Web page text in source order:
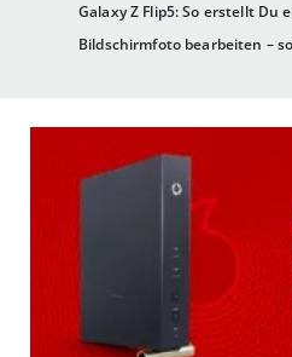
Galaxy Z Flip5: So erstellt Du
Bildschirmfoto bearbeiten –